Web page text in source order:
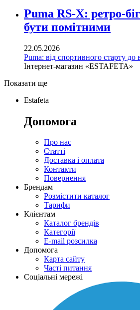
Puma RS-X: ретро-
бути помітними
22.05.2026
Puma: від спортивного старту
Інтернет-магазин «ESTAFETA»
Показати ще
Estafeta
Допомога
Про нас
Статті
Доставка і оплата
Контакти
Повернення
Брендам
Розмістити каталог
Тарифи
Клієнтам
Каталог брендів
Категорії
E-mail розсилка
Допомога
Карта сайту
Часті питання
Соціальні мережі